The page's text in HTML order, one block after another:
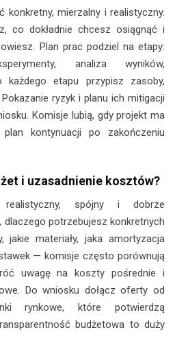
konkretny, mierzalny i realistyczny.
co dokładnie chcesz osiągnąć i
Plan prac podziel na etapy:
analiza wyników,
każdego etapu przypisz zasoby,
ryzyk i planu ich mitigacji
Komisje lubią, gdy projekt ma
kontynuacji po zakończeniu
i uzasadnienie kosztów?
spójny i dobrze
dlaczego potrzebujesz konkretnych
jakie materiały, jaka amortyzacja
— komisje często porównują
uwagę na koszty pośrednie i
Do wniosku dołącz oferty od
rynkowe, które potwierdzą
budżetowa to duży